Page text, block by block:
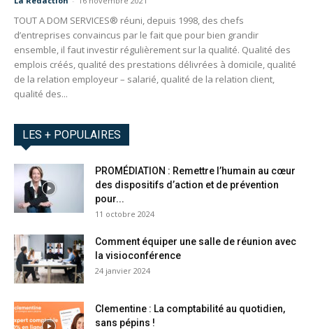
TOUT A DOM SERVICES® réuni, depuis 1998, des chefs
d’entreprises convaincus par le fait que pour bien grandir
ensemble, il faut investir régulièrement sur la qualité. Qualité des
emplois créés, qualité des prestations délivrées à domicile, qualité
de la relation employeur – salarié, qualité de la relation client,
qualité des...
LES + POPULAIRES
PROMÉDIATION : Remettre l’humain au cœur
des dispositifs d’action et de prévention
pour...
11 octobre 2024
Comment équiper une salle de réunion avec
la visioconférence
24 janvier 2024
Clementine : La comptabilité au quotidien,
sans pépins !